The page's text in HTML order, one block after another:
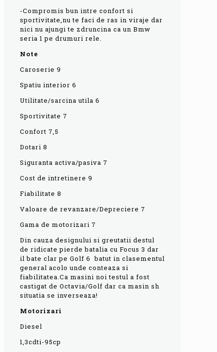
-Compromis bun intre confort si
sportivitate,nu te faci de ras in viraje dar
nici nu ajungi te zdruncina ca un Bmw
seria 1 pe drumuri rele.
Note
Caroserie 9
Spatiu interior 6
Utilitate/sarcina utila 6
Sportivitate 7
Confort 7,5
Dotari 8
Siguranta activa/pasiva 7
Cost de intretinere 9
Fiabilitate 8
Valoare de revanzare/Depreciere 7
Gama de motorizari 7
Din cauza designului si greutatii destul
de ridicate pierde batalia cu Focus 3 dar
il bate clar pe Golf 6 batut in clasementul
general acolo unde conteaza si
fiabilitatea.Ca masini noi testul a fost
castigat de Octavia/Golf dar ca masin sh
situatia se inverseaza!
Motorizari
Diesel
1,3cdti-95cp